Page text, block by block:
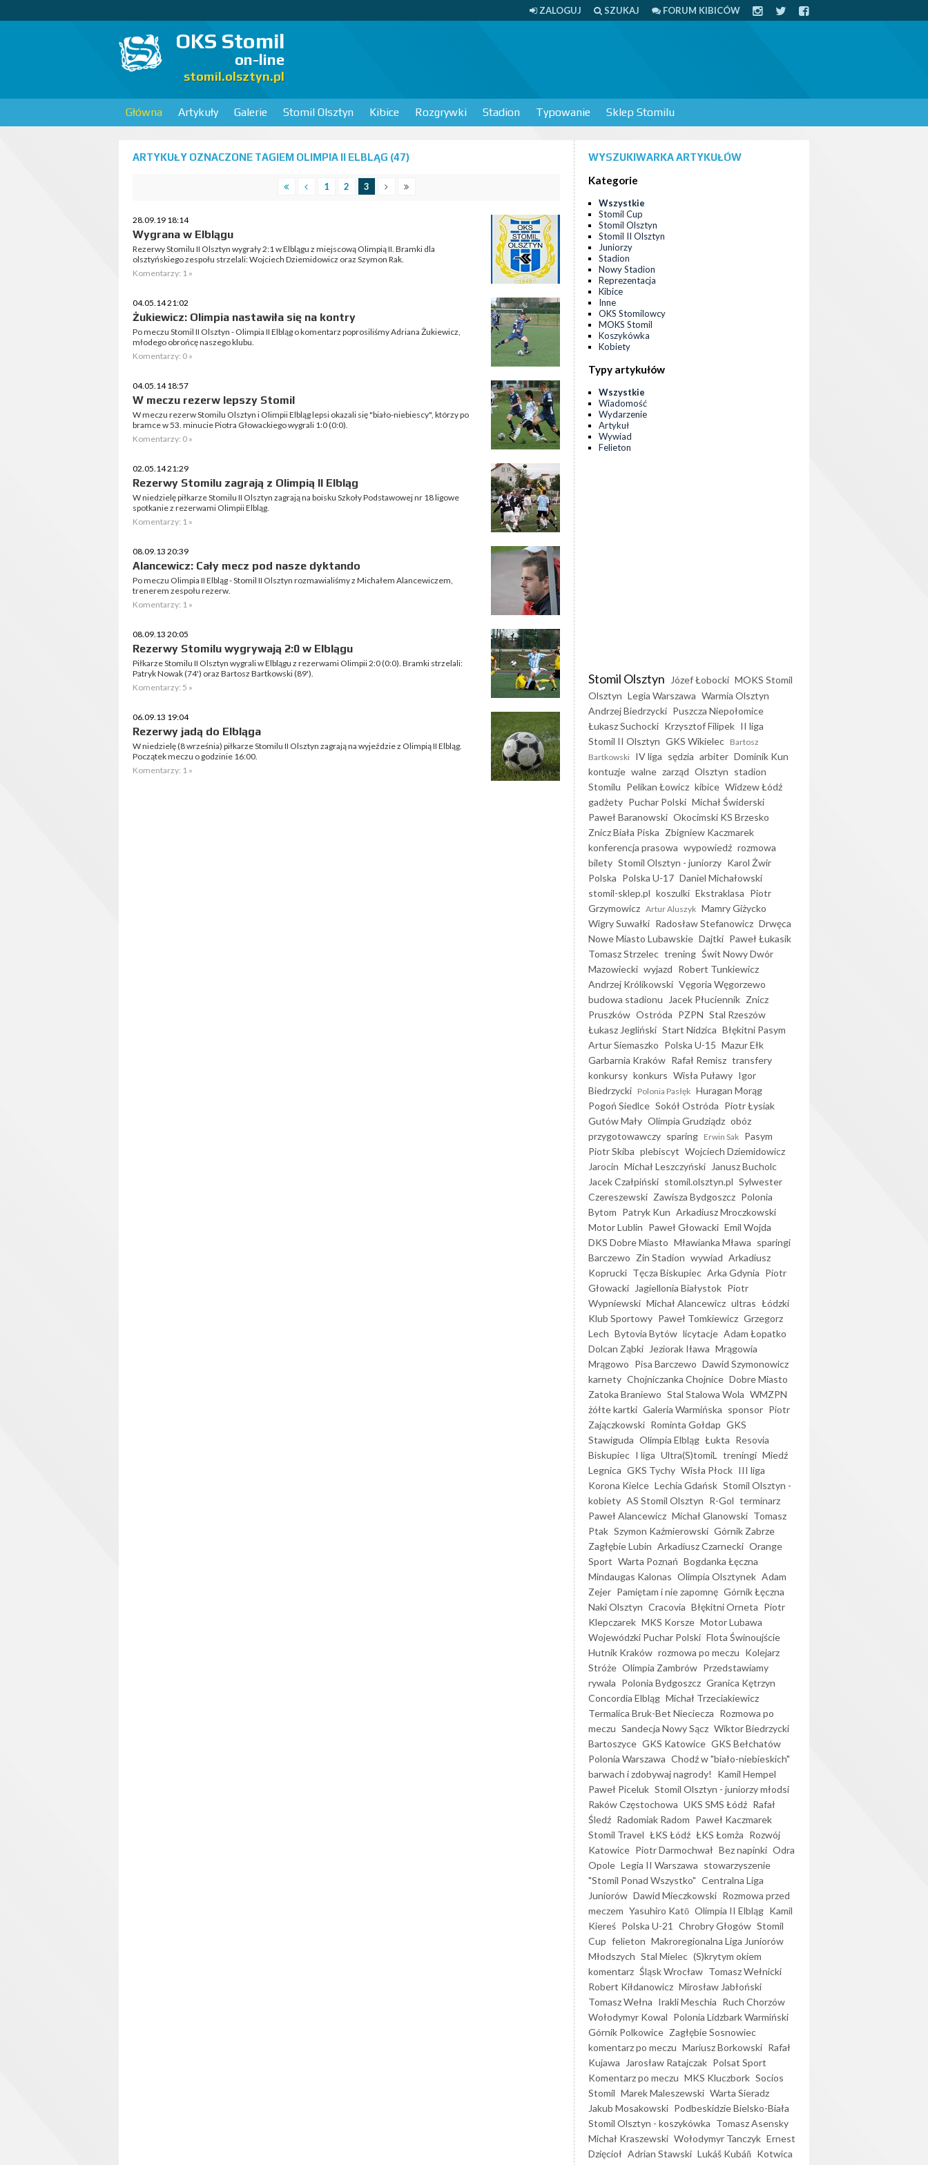
ZALOGUJ SZUKAJ FORUM KIBICÓW
OKS Stomil
on-line
stomil.olsztyn.pl
Główna Artykuły Galerie Stomil Olsztyn Kibice Rozgrywki Stadion Typowanie Sklep Stomilu
ARTYKUŁY OZNACZONE TAGIEM OLIMPIA II ELBLĄG (47)
1 2 3
28.09.19 18:14
Wygrana w Elblągu
Rezerwy Stomilu II Olsztyn wygrały 2:1 w Elblągu z miejscową Olimpią II. Bramki dla
olsztyńskiego zespołu strzelali: Wojciech Dziemidowicz oraz Szymon Rak.
Komentarzy: 1 »
04.05.14 21:02
Żukiewicz: Olimpia nastawiła się na kontry
Po meczu Stomil II Olsztyn - Olimpia II Elbląg o komentarz poprosiliśmy Adriana Żukiewicz,
młodego obrońcę naszego klubu.
Komentarzy: 0 »
04.05.14 18:57
W meczu rezerw lepszy Stomil
W meczu rezerw Stomilu Olsztyn i Olimpii Elbląg lepsi okazali się "biało-niebiescy", którzy po
bramce w 53. minucie Piotra Głowackiego wygrali 1:0 (0:0).
Komentarzy: 0 »
02.05.14 21:29
Rezerwy Stomilu zagrają z Olimpią II Elbląg
W niedzielę piłkarze Stomilu II Olsztyn zagrają na boisku Szkoły Podstawowej nr 18 ligowe
spotkanie z rezerwami Olimpii Elbląg.
Komentarzy: 1 »
08.09.13 20:39
Alancewicz: Cały mecz pod nasze dyktando
Po meczu Olimpia II Elbląg - Stomil II Olsztyn rozmawialiśmy z Michałem Alancewiczem,
trenerem zespołu rezerw.
Komentarzy: 1 »
08.09.13 20:05
Rezerwy Stomilu wygrywają 2:0 w Elblągu
Piłkarze Stomilu II Olsztyn wygrali w Elblągu z rezerwami Olimpii 2:0 (0:0). Bramki strzelali:
Patryk Nowak (74') oraz Bartosz Bartkowski (89').
Komentarzy: 5 »
06.09.13 19:04
Rezerwy jadą do Elbląga
W niedzielę (8 września) piłkarze Stomilu II Olsztyn zagrają na wyjeździe z Olimpią II Elbląg.
Początek meczu o godzinie 16:00.
Komentarzy: 1 »
WYSZUKIWARKA ARTYKUŁÓW
Kategorie
Wszystkie
Stomil Cup
Stomil Olsztyn
Stomil II Olsztyn
Juniorzy
Stadion
Nowy Stadion
Reprezentacja
Kibice
Inne
OKS Stomilowcy
MOKS Stomil
Koszykówka
Kobiety
Typy artykułów
Wszystkie
Wiadomość
Wydarzenie
Artykuł
Wywiad
Felieton
Stomil Olsztyn Józef Łobocki MOKS Stomil
Olsztyn Legia Warszawa Warmia Olsztyn
Andrzej Biedrzycki Puszcza Niepołomice
Łukasz Suchocki Krzysztof Filipek II liga
Stomil II Olsztyn GKS Wikielec Bartosz
Bartkowski IV liga sędzia arbiter Dominik Kun
kontuzje walne zarząd Olsztyn stadion
Stomilu Pelikan Łowicz kibice Widzew Łódź
gadżety Puchar Polski Michał Świderski
Paweł Baranowski Okocimski KS Brzesko
Znicz Biała Piska Zbigniew Kaczmarek
konferencja prasowa wypowiedź rozmowa
bilety Stomil Olsztyn - juniorzy Karol Żwir
Polska Polska U-17 Daniel Michałowski
stomil-sklep.pl koszulki Ekstraklasa Piotr
Grzymowicz Artur Aluszyk Mamry Giżycko
Wigry Suwałki Radosław Stefanowicz Drwęca
Nowe Miasto Lubawskie Dajtki Paweł Łukasik
Tomasz Strzelec trening Świt Nowy Dwór
Mazowiecki wyjazd Robert Tunkiewicz
Andrzej Królikowski Vęgoria Węgorzewo
budowa stadionu
Jacek Płuciennik Znicz
Pruszków Ostróda PZPN Stal Rzeszów
Łukasz Jegliński Start Nidzica Błękitni Pasym
Artur Siemaszko Polska U-15 Mazur Ełk
Garbarnia Kraków Rafał Remisz transfery
konkursy konkurs Wisła Puławy Igor
Biedrzycki Polonia Pasłęk Huragan Morąg
Pogoń Siedlce Sokół Ostróda Piotr Łysiak
Gutów Mały Olimpia Grudziądz obóz
przygotowawczy sparing Erwin Sak Pasym
Piotr Skiba plebiscyt Wojciech Dziemidowicz
Jarocin Michał Leszczyński
Janusz Bucholc
Jacek Czałpiński stomil.olsztyn.pl Sylwester
Czereszewski Zawisza Bydgoszcz Polonia
Bytom Patryk Kun Arkadiusz Mroczkowski
Motor Lublin Paweł Głowacki Emil Wojda
DKS Dobre Miasto Mławianka Mława sparingi
Barczewo Zin Stadion wywiad Arkadiusz
Koprucki Tęcza Biskupiec Arka Gdynia Piotr
Głowacki
Jagiellonia Białystok Piotr
Wypniewski Michał Alancewicz ultras Łódzki
Klub Sportowy Paweł Tomkiewicz Grzegorz
Lech Bytovia Bytów licytacje Adam Łopatko
Dolcan Ząbki
Jeziorak Iława Mrągowia
Mrągowo Pisa Barczewo Dawid Szymonowicz
karnety Chojniczanka Chojnice Dobre Miasto
Zatoka Braniewo Stal Stalowa Wola WMZPN
żółte kartki Galeria Warmińska sponsor Piotr
Zajączkowski Rominta Gołdap GKS
Stawiguda Olimpia Elbląg Łukta Resovia
Biskupiec I liga Ultra(S)tomiL treningi Miedź
Legnica GKS Tychy Wisła Płock III liga
Korona Kielce Lechia Gdańsk Stomil Olsztyn -
kobiety AS Stomil Olsztyn R-Gol terminarz
Paweł Alancewicz Michał Glanowski Tomasz
Ptak Szymon Kaźmierowski Górnik Zabrze
Zagłębie Lubin Arkadiusz Czarnecki Orange
Sport Warta Poznań Bogdanka Łęczna
Mindaugas Kalonas Olimpia Olsztynek Adam
Zejer Pamiętam i nie zapomnę Górnik Łęczna
Naki Olsztyn Cracovia Błękitni Orneta Piotr
Klepczarek MKS Korsze Motor Lubawa
Wojewódzki Puchar Polski Flota Świnoujście
Hutnik Kraków rozmowa po meczu Kolejarz
Stróże Olimpia Zambrów Przedstawiamy
rywala Polonia Bydgoszcz Granica Kętrzyn
Concordia Elbląg Michał Trzeciakiewicz
Termalica Bruk-Bet Nieciecza Rozmowa po
meczu Sandecja Nowy Sącz Wiktor Biedrzycki
Bartoszyce GKS Katowice GKS Bełchatów
Polonia Warszawa Chodź w "biało-niebieskich"
barwach i zdobywaj nagrody!
Kamil Hempel
Paweł Piceluk Stomil Olsztyn - juniorzy młodsi
Raków Częstochowa UKS SMS Łódź Rafał
Śledź Radomiak Radom Paweł Kaczmarek
Stomil Travel ŁKS Łódź ŁKS Łomża Rozwój
Katowice Piotr Darmochwał Bez napinki Odra
Opole Legia II Warszawa stowarzyszenie
"Stomil Ponad Wszystko" Centralna Liga
Juniorów Dawid Mieczkowski Rozmowa przed
meczem Yasuhiro Katō Olimpia II Elbląg Kamil
Kiereś Polska U-21 Chrobry Głogów Stomil
Cup felieton Makroregionalna Liga Juniorów
Młodszych Stal Mielec (S)krytym okiem
komentarz Śląsk Wrocław Tomasz Wełnicki
Robert Kiłdanowicz Mirosław Jabłoński
Tomasz Wełna Irakli Meschia Ruch Chorzów
Wołodymyr Kowal Polonia Lidzbark Warmiński
Górnik Polkowice Zagłębie Sosnowiec
komentarz po meczu Mariusz Borkowski Rafał
Kujawa
Jarosław Ratajczak Polsat Sport
Komentarz po meczu MKS Kluczbork Socios
Stomil Marek Maleszewski Warta Sieradz
Jakub Mosakowski Podbeskidzie Bielsko-Biała
Stomil Olsztyn - koszykówka Tomasz Asensky
Michał Kraszewski Wołodymyr Tanczyk Ernest
Dzięcioł Adrian Stawski Lukáš Kubáň Kotwica